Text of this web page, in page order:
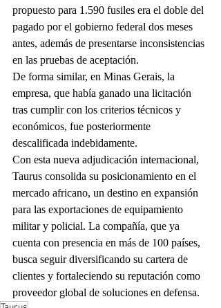
propuesto para 1.590 fusiles era el doble del
pagado por el gobierno federal dos meses
antes, además de presentarse inconsistencias
en las pruebas de aceptación.
De forma similar, en Minas Gerais, la
empresa, que había ganado una licitación
tras cumplir con los criterios técnicos y
económicos, fue posteriormente
descalificada indebidamente.
Con esta nueva adjudicación internacional,
Taurus consolida su posicionamiento en el
mercado africano, un destino en expansión
para las exportaciones de equipamiento
militar y policial. La compañía, que ya
cuenta con presencia en más de 100 países,
busca seguir diversificando su cartera de
clientes y fortaleciendo su reputación como
proveedor global de soluciones en defensa.